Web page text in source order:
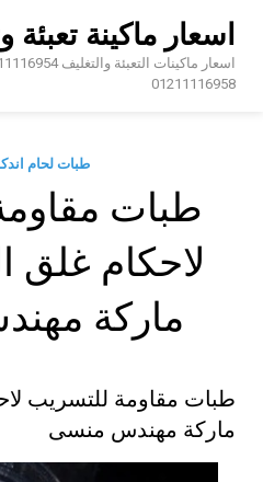
اسعار ماكينة تعبئة
01211116958
طبات لحام
طبات
لاحكام غلق
ماركة
طبات مقاومة للتسريب
ماركة مهندس منسى